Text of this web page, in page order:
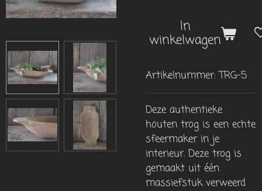
In
winkelwagen
Artikelnummer: TRG-5
Deze authentieke
houten trog is een echte
sfeermaker in je
interieur. Deze trog is
gemaakt uit één
massiefstuk verweerd